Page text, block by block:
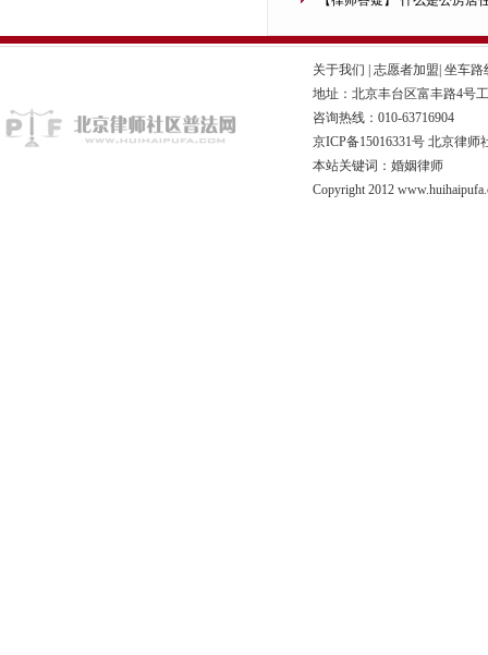
关于我们 志愿者加盟 坐车路
地址：北京丰台区富丰路4号
咨询热线：010-63716904
京ICP备15016331号 北京律师
本站关键词：婚姻律师
Copyright 2012